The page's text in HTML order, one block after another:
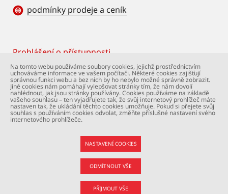
podmínky prodeje a ceník
Footer
Prohlášení o přístupnosti
© Univerzita Karlova – 2. lékařská fakulta. Všechna
práva vyhrazena. Foto: 2. LF a Shutterstock.com.
Podpora webu:webmaster@lfmotol.cuni.cz
Na tomto webu používáme soubory cookies, jejichž prostřednictvím
uchováváme informace ve vašem počítači. Některé cookies zajišťují
správnou funkci webu a bez nich by ho nebylo možné správně zobrazit.
Jiné cookies nám pomáhají vylepšovat stránky tím, že nám dovolí
nahlédnout, jak jsou stránky používány. Cookies používáme na základě
vašeho souhlasu – ten vyjadřujete tak, že svůj internetový prohlížeč máte
nastaven tak, že ukládání těchto cookies umožňuje. Pokud si přejete svůj
souhlas s používáním cookies odvolat, změňte příslušné nastavení svého
internetového prohlížeče.
NASTAVENÍ COOKIES
ODMÍTNOUT VŠE
PŘIJMOUT VŠE